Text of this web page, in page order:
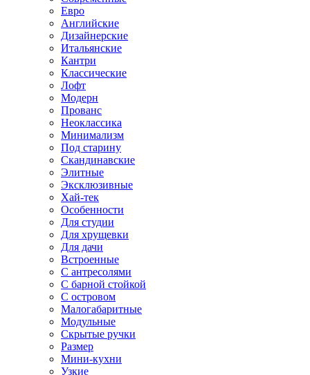
Евро
Английские
Дизайнерские
Итальянские
Кантри
Классические
Лофт
Модерн
Прованс
Неоклассика
Минимализм
Под старину
Скандинавские
Элитные
Эксклюзивные
Хай-тек
Особенности
Для студии
Для хрущевки
Для дачи
Встроенные
С антресолями
С барной стойкой
С островом
Малогабаритные
Модульные
Скрытые ручки
Размер
Мини-кухни
Узкие